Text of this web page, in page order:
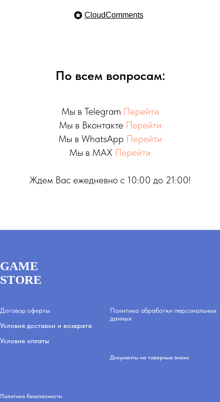
CloudComments
По всем вопросам:
Мы в Telegram Перейти
Мы в Вконтакте Перейти
Мы в WhatsApp Перейти
Мы в MAX Перейти
Ждем Вас ежедневно с 10:00 до 21:00!
GAME
STORE
Договор оферты
Условия доставки и возврата
Условия оплаты
Политика обработки персональных
данных
Документы на товарные знаки
Политика безопасности